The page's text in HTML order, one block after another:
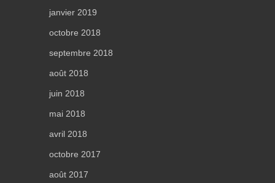
janvier 2019
octobre 2018
septembre 2018
août 2018
juin 2018
mai 2018
avril 2018
octobre 2017
août 2017